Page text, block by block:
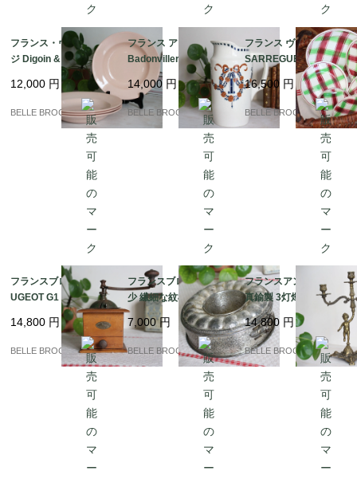
フランス・ヴィンテー
ジ Digoin & Sarregue
mines ピンクの深皿
（スープ・パスタプレ
ート）4枚セット｜フラ
ンス発送（到着まで2-3
12,000 円
BELLE BROCANTE
フランス アンティーク
Badonviller バドンヴ
ィレ リボンと薔薇のガ
ーランド ピシェ（水差
し）｜フランス発送
（到着まで2-3週間）
14,000 円
BELLE BROCANTE
フランス ヴィンテージ
SARREGUEMINES DI
GOIN サルグミンヌ デ
ィゴワン / SOUSSE チ
ェック柄のプレート バ
スク風｜フランス発送
（到着まで2-3週間）
16,500 円
BELLE BROCANTE
フランスブロカント PE
UGEOT G1 プジョー コ
ーヒーミル ライオンロ
ゴ 蚤の市｜フランス発
送（到着まで2-3週間）
14,800 円
BELLE BROCANTE
フランスブロカント 稀
少 繊細な紋様 エンボス
加工のクグロフ型 スプ
リングフォーム ケーキ
型 蚤の市｜フランス発
送（到着まで2-3週間）
7,000円
BELLE BROCANTE
フランスアンティーク
真鍮製 3灯燭台 天使の
プット カンドラブラ 置
き物｜フランス発送
（到着まで2-3週間）
14,800 円
BELLE BROCANTE